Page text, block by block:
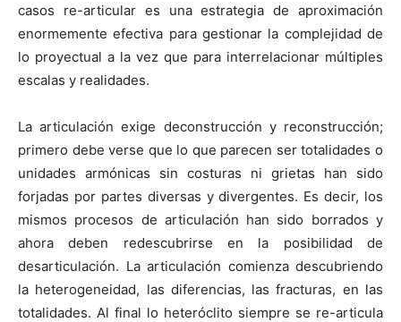
casos re-articular es una estrategia de aproximación
enormemente efectiva para gestionar la complejidad de
lo proyectual a la vez que para interrelacionar múltiples
escalas y realidades.
La articulación exige deconstrucción y reconstrucción;
primero debe verse que lo que parecen ser totalidades o
unidades armónicas sin costuras ni grietas han sido
forjadas por partes diversas y divergentes. Es decir, los
mismos procesos de articulación han sido borrados y
ahora deben redescubrirse en la posibilidad de
desarticulación. La articulación comienza descubriendo
la heterogeneidad, las diferencias, las fracturas, en las
totalidades. Al final lo heteróclito siempre se re-articula